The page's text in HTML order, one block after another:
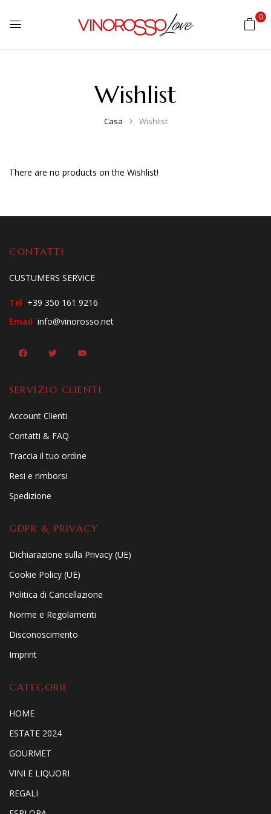
0
Wishlist
Casa Wishlist
There are no products on the Wishlist!
CONTATTI
CUSTUMERS SERVICE
Tel: +39 350 161 9216
Email: info@vinorosso.net
SERVIZIO CLIENTI
Account Clienti
Contatti & FAQ
Traccia il tuo ordine
Resi e rimborsi
Spedizione
GDPR & PRIVACY
Dichiarazione sulla Privacy (UE)
Cookie Policy (UE)
Politica di Cancellazione
Norme e Regolamenti
Disconoscimento
Imprint
CATEGORIE
HOME
ESTATE 2024
GOURMET
VINI E LIQUORI
REGALI